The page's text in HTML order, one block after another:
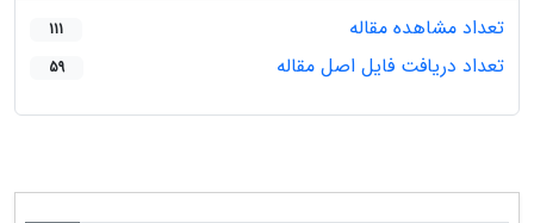
تعداد مشاهده مقاله
111
تعداد دریافت فایل اصل مقاله 59